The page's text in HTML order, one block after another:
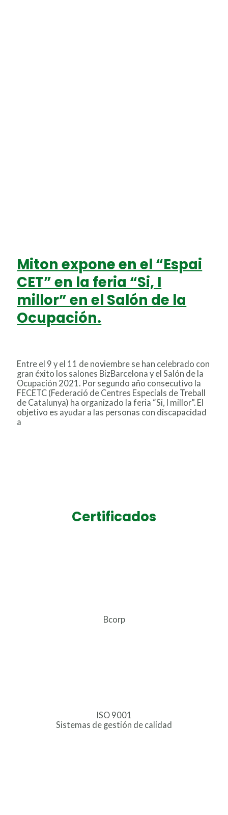
Miton expone en el “Espai
CET” en la feria “Si, I
millor” en el Salón de la
Ocupación.
Entre el 9 y el 11 de noviembre se han celebrado con
gran éxito los salones BizBarcelona y el Salón de la
Ocupación 2021. Por segundo año consecutivo la
FECETC (Federació de Centres Especials de Treball
de Catalunya) ha organizado la feria “Si, I millor”. El
objetivo es ayudar a las personas con discapacidad
a
Certificados
Bcorp
ISO 9001
Sistemas de gestión de calidad